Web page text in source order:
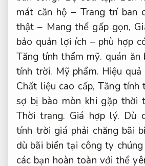
mát căn hộ – Trang trí ban
thật – Mang thể gấp gọn,
bảo quản lợi ích – phù hợp
Tăng tính thẩm mỹ. quán ăn
tính trời. Mỹ phẩm. Hiệu
Chất liệu cao cấp,Tăng tính
sợ bị bào mòn khi gặp thời
Thời trang. Giá hợp lý. Dù
tính trời giá phải chăng bãi
dù bãi biển tại công ty
các bạn hoàn toàn với thể